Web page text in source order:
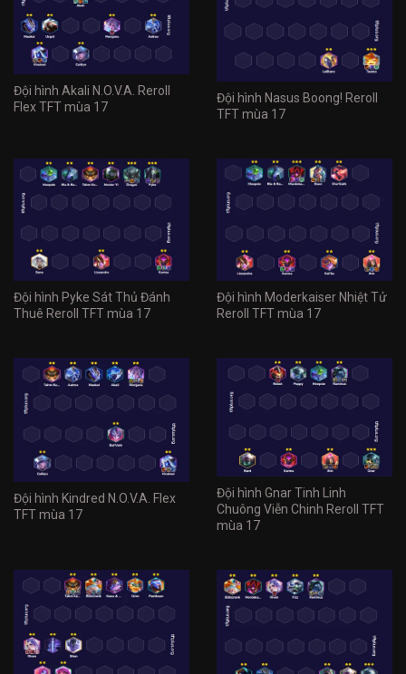
Đội hình Akali N.O.V.A. Reroll
Flex TFT mùa 17
Đội hình Nasus Boong! Reroll
TFT mùa 17
Đội hình Pyke Sát Thủ Đánh
Thuê Reroll TFT mùa 17
Đội hình Moderkaiser Nhiệt Tử
Reroll TFT mùa 17
Đội hình Kindred N.O.V.A. Flex
TFT mùa 17
Đội hình Gnar Tinh Linh
Chuông Viễn Chinh Reroll TFT
mùa 17